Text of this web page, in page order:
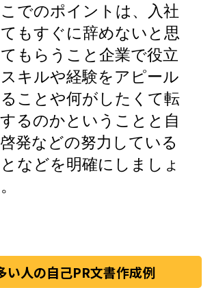
でのポイントは、入社
もすぐに辞めないと思
もらうこと企業で役立
キルや経験をアピール
ことや何がしたくて転
るのかということと自
発などの努力している
などを明確にしましょ
い人の自己PR文書作成例